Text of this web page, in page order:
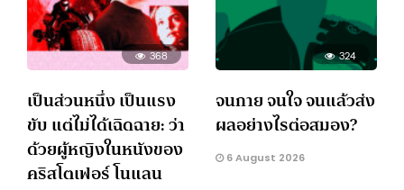
368
เป็นส่วนหนึ่ง เป็นแรง
ขับ แต่ไม่ได้เฉิดฉาย: ว่า
ด้วยผู้หญิงในหนังของ
คริสโตเฟอร์ โนแลน
324
จนกาย จนใจ จนแล้วส่ง
ผลอย่างไรต่อสมอง?
6 August 2026